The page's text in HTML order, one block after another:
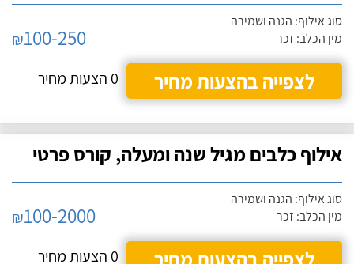
סוג אילוף: הגנה ושמירה
מין הכלב: זכר
₪100-250
לצפייה בהצעות מחיר
0 הצעות מחיר
אילוף כלבים מגיל שנה ומעלה, קורס פרטי
סוג אילוף: הגנה ושמירה
מין הכלב: זכר
₪100-2000
0 הצעות מחיר